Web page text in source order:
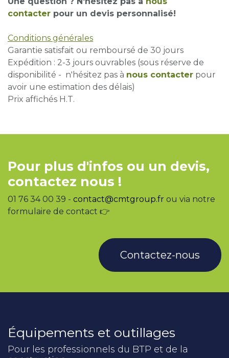
contacter pour un devis personnalisé!
Conditions générales
Garantie satisfait ou remboursé de 30 jours
Expédition : 2-3 jours ouvrables (sous réserve de
disponibilité - n'hésitez pas à nous contacter pour
avoir une estimation des délais)
Prix affichés H.T.
Pour plus d'infos ou un devis,
contactez nous !
01 76 34 00 39 - contact@cmtgroup.fr ou via notre
formulaire de contact 👉
Contactez-nous
Équipements et outillages
Pour les professionnels du BTP et de la